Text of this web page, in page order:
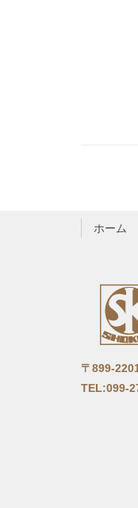
ホーム
〒899-
TEL:099-